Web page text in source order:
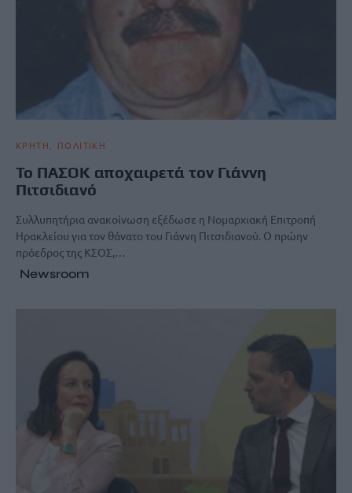
ΚΡΗΤΗ ΠΟΛΙΤΙΚΗ
Το ΠΑΣΟΚ αποχαιρετά τον Γιάννη
Πιτσιδιανό
Συλλυπητήρια ανακοίνωση εξέδωσε η Νομαρχιακή Επιτροπή
Ηρακλείου για τον θάνατο του Γιάννη Πιτσιδιανού. Ο πρώην
πρόεδρος της ΚΣΟΣ,…
Newsroom